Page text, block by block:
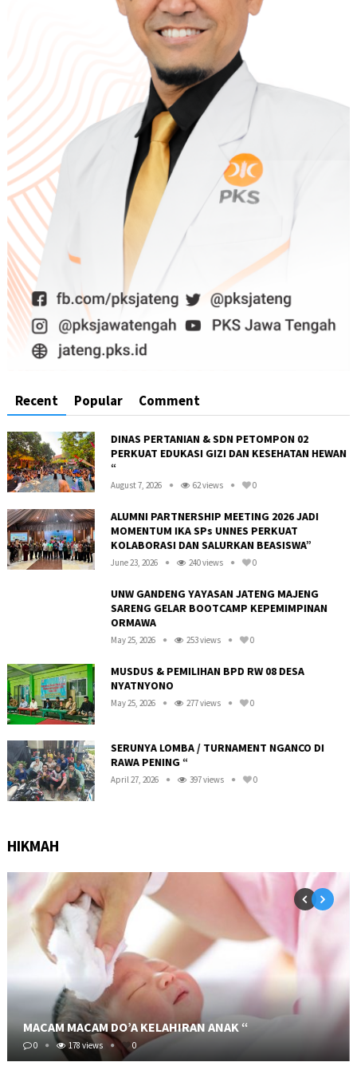
Recent Popular Comment
DINAS PERTANIAN & SDN PETOMPON 02
PERKUAT EDUKASI GIZI DAN KESEHATAN HEWAN
“
August 7, 2026 62 views 0
ALUMNI PARTNERSHIP MEETING 2026 JADI
MOMENTUM IKA SPs UNNES PERKUAT
KOLABORASI DAN SALURKAN BEASISWA”
June 23, 2026 240 views 0
UNW GANDENG YAYASAN JATENG MAJENG
SARENG GELAR BOOTCAMP KEPEMIMPINAN
ORMAWA
May 25, 2026 253 views 0
MUSDUS & PEMILIHAN BPD RW 08 DESA
NYATNYONO
May 25, 2026 277 views 0
SERUNYA LOMBA / TURNAMENT NGANCO DI
RAWA PENING “
April 27, 2026 397 views 0
HIKMAH
MACAM MACAM DO’A KELAHIRAN ANAK “
0 178 views 0